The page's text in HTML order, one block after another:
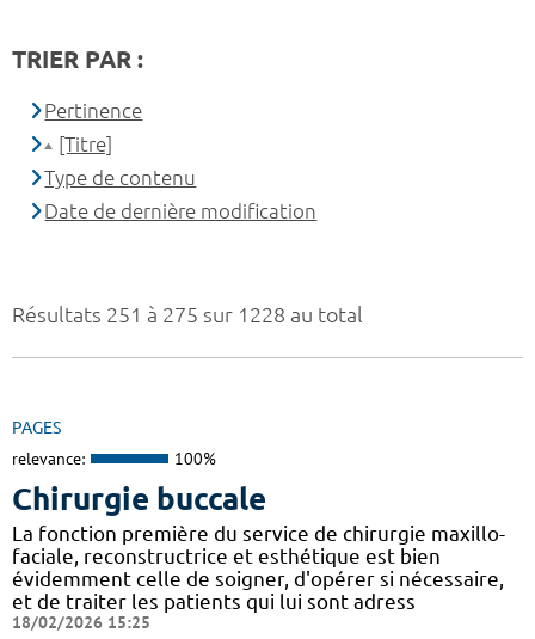
Résultats 251 à 275 sur 1228 au total
PAGES
relevance: 100%
Chirurgie buccale
La fonction première du service de chirurgie maxillo-
faciale, reconstructrice et esthétique est bien
évidemment celle de soigner, d'opérer si nécessaire,
et de traiter les patients qui lui sont adress
18/02/2026 15:25
TRIER PAR :
Pertinence
[Titre]
Type de contenu
Date de dernière modification